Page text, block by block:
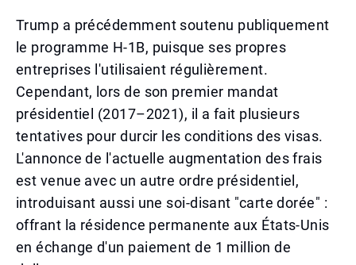
Trump a précédemment soutenu publiquement
le programme H-1B, puisque ses propres
entreprises l'utilisaient régulièrement.
Cependant, lors de son premier mandat
présidentiel (2017–2021), il a fait plusieurs
tentatives pour durcir les conditions des visas.
L'annonce de l'actuelle augmentation des frais
est venue avec un autre ordre présidentiel,
introduisant aussi une soi-disant "carte dorée" :
offrant la résidence permanente aux États-Unis
en échange d'un paiement de 1 million de